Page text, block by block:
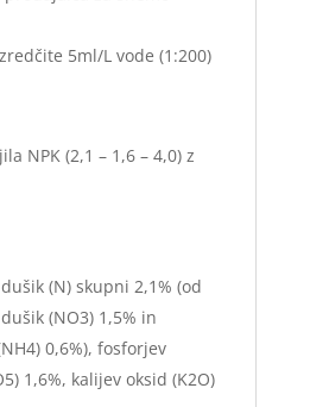
5ml/L vode (1:200)
NPK (2,1 – 1,6 – 4,0) z
(N) skupni 2,1% (od
(NO3) 1,5% in
0,6%), fosforjev
1,6%, kalijev oksid (K2O)